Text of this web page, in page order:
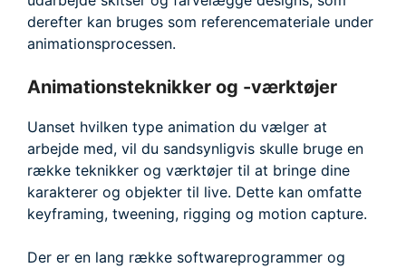
derefter kan bruges som referencemateriale under
animationsprocessen.
Animationsteknikker og -værktøjer
Uanset hvilken type animation du vælger at
arbejde med, vil du sandsynligvis skulle bruge en
række teknikker og værktøjer til at bringe dine
karakterer og objekter til live. Dette kan omfatte
keyframing, tweening, rigging og motion capture.
Der er en lang række softwareprogrammer og